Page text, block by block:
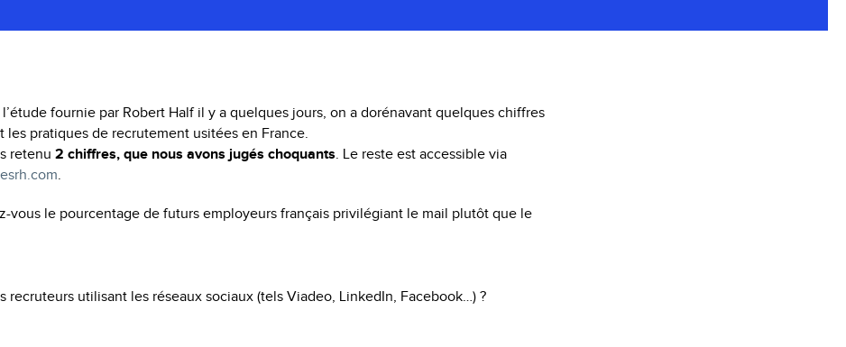
fournie par Robert Half il y a quelques jours, on a dorénavant quelques chiffres
les pratiques de recrutement usitées en France.
retenu 2 chiffres, que nous avons jugés choquants. Le reste est accessible via
.
vous le pourcentage de futurs employeurs français privilégiant le mail plutôt que le
recruteurs utilisant les réseaux sociaux (tels Viadeo, LinkedIn, Facebook…) ?